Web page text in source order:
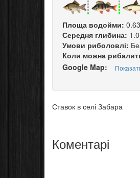
Площа водойми:
Середня глибина:
Умови риболовлі:
Коли можна
Google Map:
Ставок в селі Забара
Коментарі